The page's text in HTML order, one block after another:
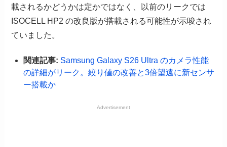
載されるかどうかは定かではなく、以前のリークでは
ISOCELL HP2 の改良版が搭載される可能性が示唆され
ていました。
関連記事: Samsung Galaxy S26 Ultra のカメラ性能
の詳細がリーク。絞り値の改善と3倍望遠に新センサ
ー搭載か
Advertisement